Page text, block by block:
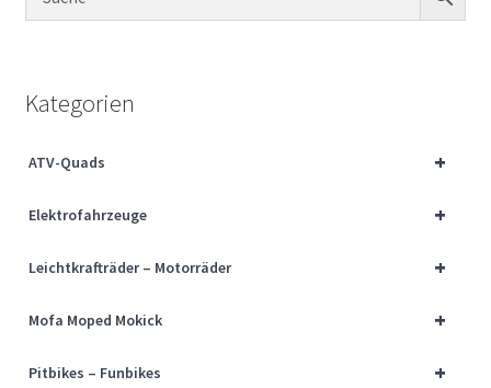
Sachs Ersatzteile
Über uns
Kategorien
+
ATV-Quads
+
Elektrofahrzeuge
+
Leichtkrafträder – Motorräder
+
Mofa Moped Mokick
+
Pitbikes – Funbikes